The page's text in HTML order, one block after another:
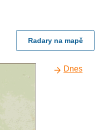
Radary na mapě
Dnes